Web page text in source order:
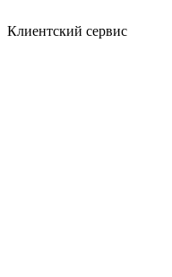
Клиентский сервис